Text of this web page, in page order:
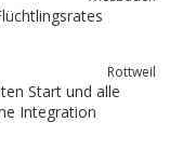
Rottweil